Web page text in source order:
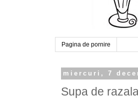
Pagina de pornire
miercuri, 7
Supa de